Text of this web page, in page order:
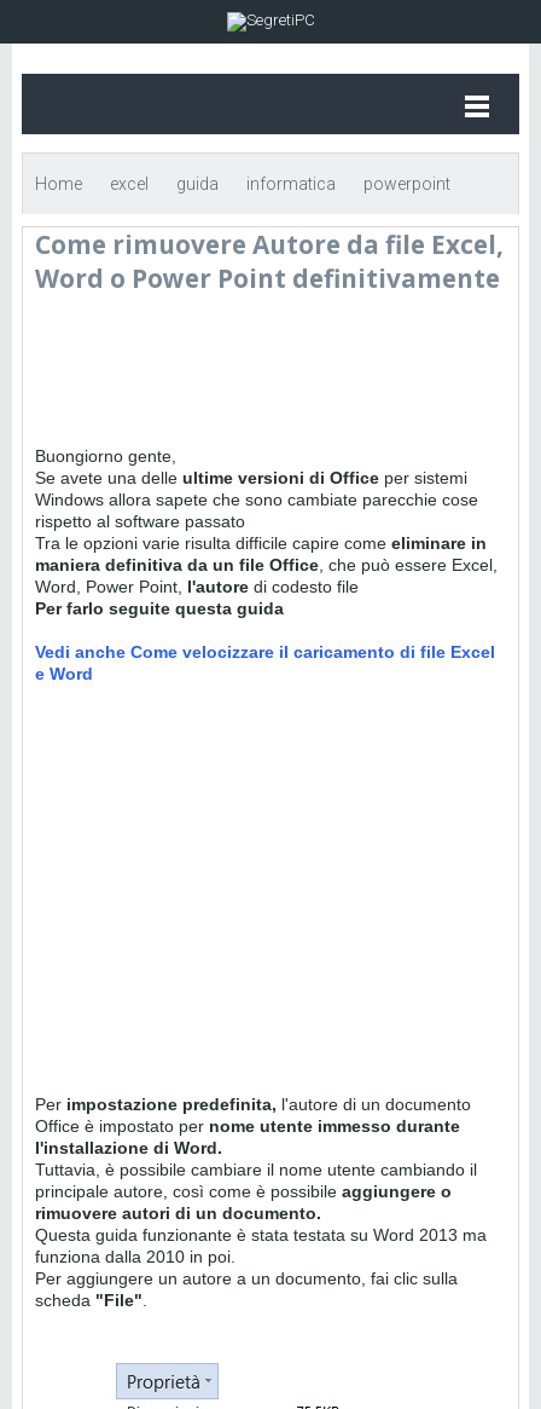
Home excel guida informatica powerpoint
word Come rimuovere Autore da file Excel, Word o Power
Come rimuovere Autore da file Excel,
Word o Power Point definitivamente
Buongiorno gente,
Se avete una delle ultime versioni di Office per sistemi
Windows allora sapete che sono cambiate parecchie cose
rispetto al software passato
Tra le opzioni varie risulta difficile capire come eliminare in
maniera definitiva da un file Office , che può essere Excel,
Word, Power Point, l'autore di codesto file
Per farlo seguite questa guida
Vedi anche Come velocizzare il caricamento di file Excel
e Word
Per impostazione predefinita, l'autore di un documento
Office è impostato per nome utente immesso durante
l'installazione di Word.
Tuttavia, è possibile cambiare il nome utente cambiando il
principale autore, così come è possibile aggiungere o
rimuovere autori di un documento.
Questa guida funzionante è stata testata su Word 2013 ma
funziona dalla 2010 in poi.
Per aggiungere un autore a un documento, fai clic sulla
scheda "File"